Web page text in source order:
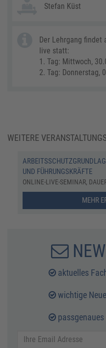
Stefan Küst
Der Lehrgang findet
live statt:
1. Tag: Mittwoch,
2. Tag: Donnerstag,
WEITERE
UND FÜHRUNGSKRÄFTE
ONLINE-LIVE-SEMINAR,
MEHR
aktuelles
wichtige